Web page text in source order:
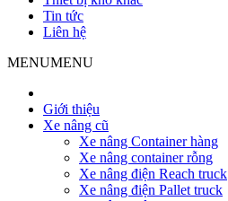
Tin tức
Liên hệ
MENUMENU
Giới thiệu
Xe nâng cũ
Xe nâng Container hàng
Xe nâng container rỗng
Xe nâng điện Reach truck
Xe nâng điện Pallet truck